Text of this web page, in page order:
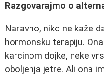
Razgovarajmo o
Naravno, niko ne kaže
hormonsku terapiju.
karcinom dojke, neke
oboljenja jetre. Ali ona